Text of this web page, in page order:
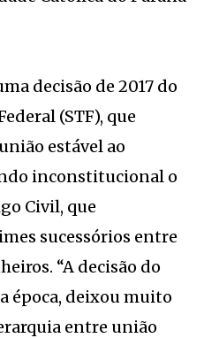
decisão de 2017 do
(STF), que
estável ao
inconstitucional o
Civil, que
sucessórios entre
“A decisão do
época, deixou muito
entre união